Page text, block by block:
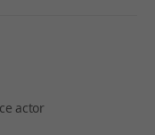
actor